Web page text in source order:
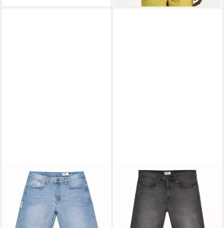
CHASIN'
Bermudas EVAN.S ZONE
13120003
49,66 € UVP 69,95 €
-29%
CHASIN'
Bermudas 13120004 EVAN.S
49,66 € 69,95 €
-29%